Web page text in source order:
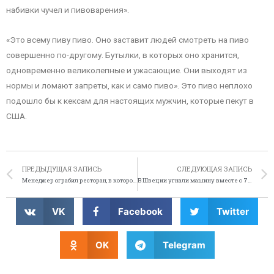
набивки чучел и пивоварения».
«Это всему пиву пиво. Оно заставит людей смотреть на пиво
совершенно по-другому. Бутылки, в которых оно хранится,
одновременно великолепные и ужасающие. Они выходят из
нормы и ломают запреты, как и само пиво». Это пиво неплохо
подошло бы к кексам для настоящих мужчин, которые пекут в
США.
ПРЕДЫДУЩАЯ ЗАПИСЬ
Менеджер ограбил ресторан, в котором работал
СЛЕДУЮЩАЯ ЗАПИСЬ
В Швеции угнали машину вместе с 70-летней пассажиркой
VK Facebook Twitter
OK Telegram